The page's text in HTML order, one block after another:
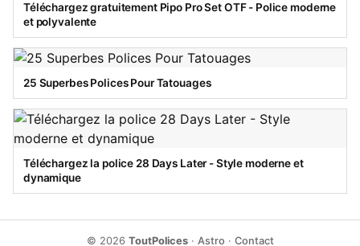
Téléchargez gratuitement Pipo Pro Set OTF - Police moderne
et polyvalente
25 Superbes Polices Pour Tatouages
Téléchargez la police 28 Days Later - Style moderne et
dynamique
© 2026 ToutPolices· Astro · Contact